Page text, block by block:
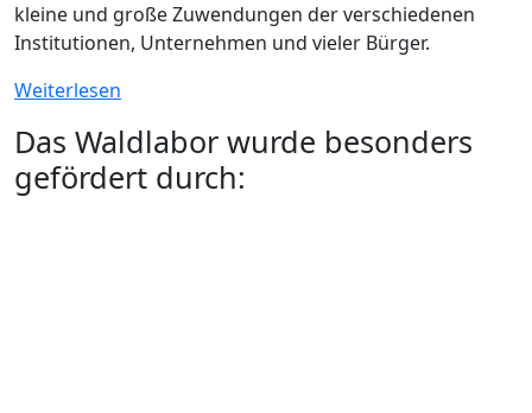
kleine und große Zuwendungen der verschiedenen
Institutionen, Unternehmen und vieler Bürger.
Weiterlesen
Das Waldlabor wurde besonders
gefördert durch: